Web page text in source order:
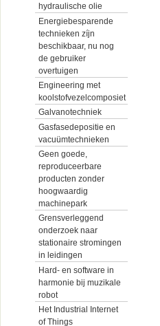
hydraulische olie
Energiebesparende
technieken zíjn
beschikbaar, nu nog
de gebruiker
overtuigen
Engineering met
koolstofvezelcomposiet
Galvanotechniek
Gasfasedepositie en
vacuümtechnieken
Geen goede,
reproduceerbare
producten zonder
hoogwaardig
machinepark
Grensverleggend
onderzoek naar
stationaire stromingen
in leidingen
Hard- en software in
harmonie bij muzikale
robot
Het Industrial Internet
of Things